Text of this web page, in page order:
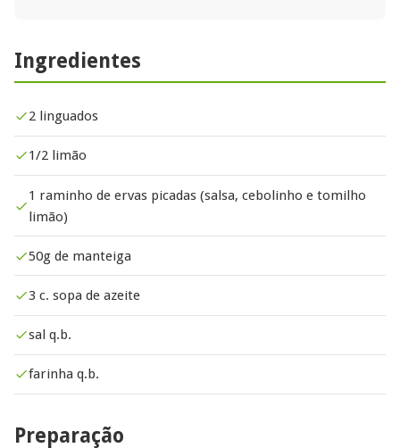
Ingredientes
2 linguados
1/2 limão
1 raminho de ervas picadas (salsa, cebolinho e tomilho
limão)
50g de manteiga
3 c. sopa de azeite
sal q.b.
farinha q.b.
Preparação